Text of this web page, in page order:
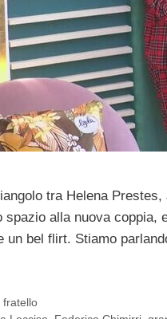
tra Helena
spazio alla nuova
un bel flirt. Stiamo
fratello